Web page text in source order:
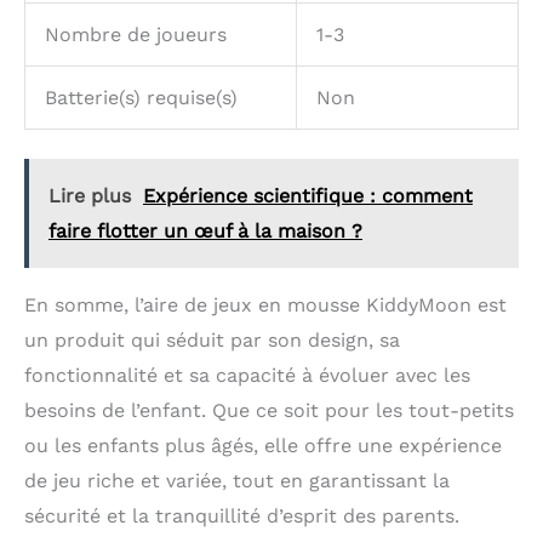
Nombre de joueurs 1-3
Batterie(s) requise(s) Non
Lire plus Expérience scientifique : comment
faire flotter un œuf à la maison ?
En somme, l’aire de jeux en mousse KiddyMoon est
un produit qui séduit par son design, sa
fonctionnalité et sa capacité à évoluer avec les
besoins de l’enfant. Que ce soit pour les tout-petits
ou les enfants plus âgés, elle offre une expérience
de jeu riche et variée, tout en garantissant la
sécurité et la tranquillité d’esprit des parents.